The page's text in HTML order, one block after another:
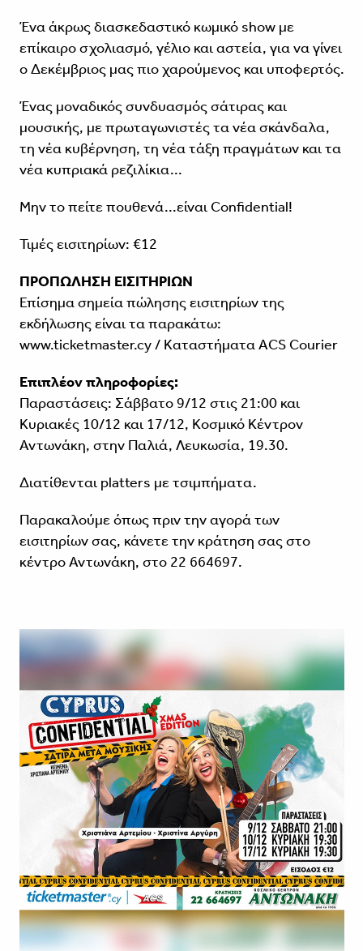
Ένα άκρως διασκεδαστικό κωμικό show με
επίκαιρο σχολιασμό, γέλιο και αστεία, για να γίνει
ο Δεκέμβριος μας πιο χαρούμενος και υποφερτός.
Ένας μοναδικός συνδυασμός σάτιρας και
μουσικής, με πρωταγωνιστές τα νέα σκάνδαλα,
τη νέα κυβέρνηση, τη νέα τάξη πραγμάτων και τα
νέα κυπριακά ρεζιλίκια...
Μην το πείτε πουθενά...είναι Confidential!
Τιμές εισιτηρίων: €12
ΠΡΟΠΩΛΗΣΗ ΕΙΣΙΤΗΡΙΩΝ
Επίσημα σημεία πώλησης εισιτηρίων της
εκδήλωσης είναι τα παρακάτω:
www.ticketmaster.cy / Καταστήματα ACS Courier
Επιπλέον πληροφορίες:
Παραστάσεις: Σάββατο 9/12 στις 21:00 και
Κυριακές 10/12 και 17/12, Κοσμικό Κέντρον
Αντωνάκη, στην Παλιά, Λευκωσία, 19.30.
Διατίθενται platters με τσιμπήματα.
Παρακαλούμε όπως πριν την αγορά των
εισιτηρίων σας, κάνετε την κράτηση σας στο
κέντρο Αντωνάκη, στο 22 664697.